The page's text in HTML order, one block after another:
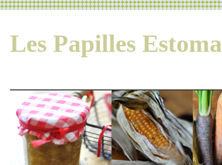
Les Papilles